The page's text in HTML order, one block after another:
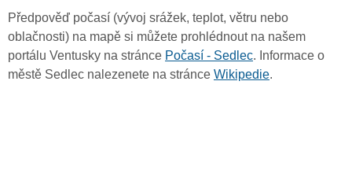
Předpověď počasí (vývoj srážek, teplot, větru nebo
oblačnosti) na mapě si můžete prohlédnout na našem
portálu Ventusky na stránce Počasí - Sedlec. Informace o
městě Sedlec nalezenete na stránce Wikipedie.